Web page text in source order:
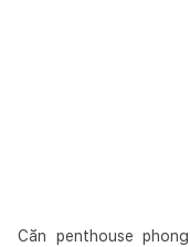
Căn penthouse